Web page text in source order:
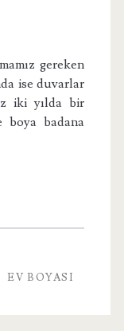
gereken
ise duvarlar
iki yılda bir
boya badana
EV BOYASI